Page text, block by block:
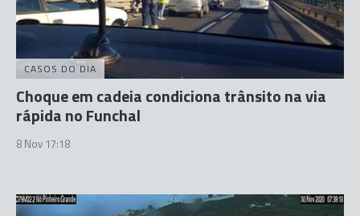
CASOS DO DIA
Choque em cadeia condiciona trânsito na via
rápida no Funchal
8 Nov 17:18